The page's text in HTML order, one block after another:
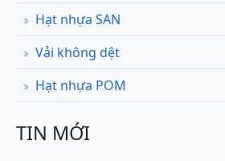
Hạt nhựa SAN
Vải không dệt
Hạt nhựa POM
TIN MỚI